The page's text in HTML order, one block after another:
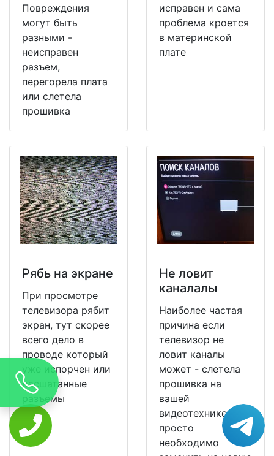
Повреждения
могут быть
разными -
неисправен
разъем,
перегорела плата
или слетела
прошивка
исправен и сама
проблема кроется
в материнской
плате
Рябь на экране
При просмотре
телевизора рябит
экран, тут скорее
всего дело в
проводе который
уже испорчен или
расшатанные
разъемы
Не ловит
каналалы
Наиболее частая
причина если
телевизор не
ловит каналы
может - слетела
прошивка на
вашей
видеотехнике и ее
просто
необходимо